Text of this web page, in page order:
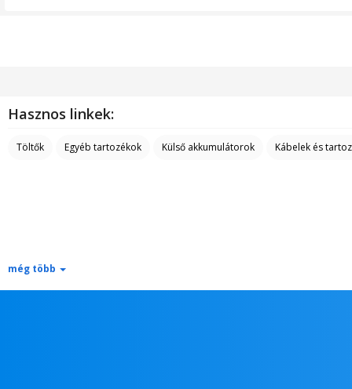
Hasznos linkek:
Töltők Egyéb tartozékok Külső akkumulátorok Kábelek és
még több